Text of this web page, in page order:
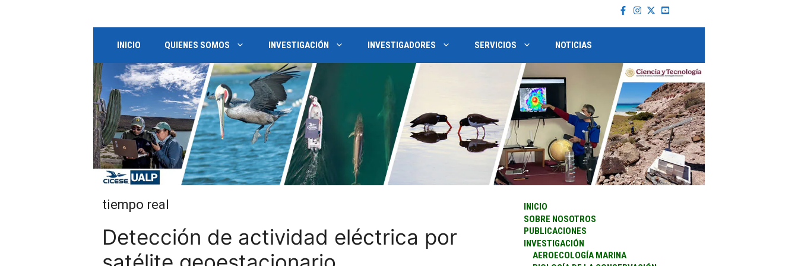
INICIO QUIENES SOMOS INVESTIGACIÓN INVESTIGADORES SERVICIOS NOTICIAS
tiempo real
Detección de actividad eléctrica por
INICIO
SOBRE NOSOTROS
PUBLICACIONES
INVESTIGACIÓN
AEROECOLOGÍA MARINA